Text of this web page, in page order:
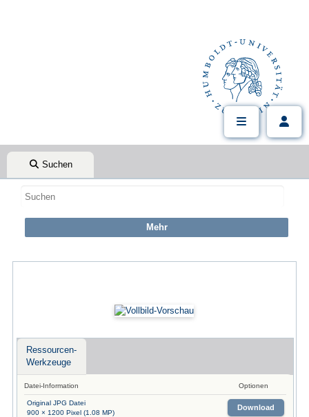
Suchen
Ressourcen-
Werkzeuge
Datei-Information Optionen
Original JPG Datei
900 × 1200 Pixel (1.08 MP)
Download